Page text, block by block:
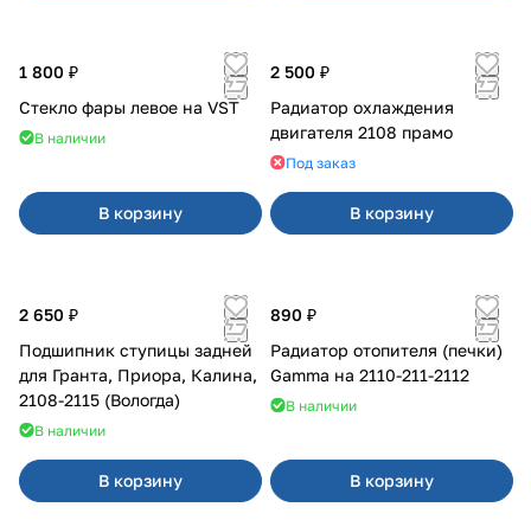
1 800 ₽
Стекло фары левое на VST
В наличии
В корзину
2 500 ₽
Радиатор охлаждения
двигателя 2108 прамо
Под заказ
В корзину
2 650 ₽
Подшипник ступицы задней
для Гранта, Приора, Калина,
2108-2115 (Вологда)
В наличии
В корзину
890 ₽
Радиатор отопителя (печки)
Gamma на 2110-211-2112
В наличии
В корзину